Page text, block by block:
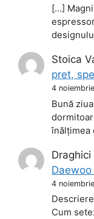
[…]
Stoica
pret,
4
Bună
înălțimea
4
Cum